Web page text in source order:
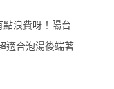
浪費呀！陽台
適合泡湯後端著